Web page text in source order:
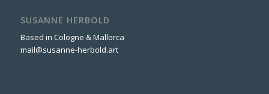
SUSANNE HERBOLD
Based in Cologne & Mallorca
mail@susanne-herbold.art